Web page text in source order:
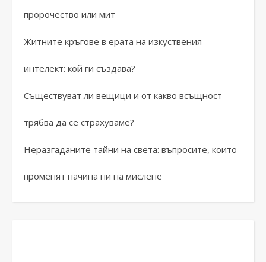
пророчество или мит
Житните кръгове в ерата на изкуствения
интелект: кой ги създава?
Съществуват ли вещици и от какво всъщност
трябва да се страхуваме?
Неразгаданите тайни на света: въпросите, които
променят начина ни на мислене